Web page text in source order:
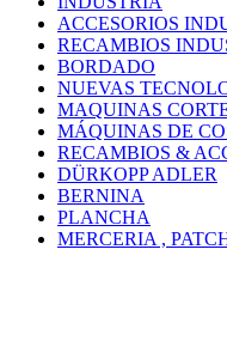
ACCESORIOS
RECAMBIOS
BORDADO
NUEVAS
MAQUINAS
MÁQUINAS DE
RECAMBIOS &
DÜRKOPP ADLER
BERNINA
PLANCHA
MERCERIA ,